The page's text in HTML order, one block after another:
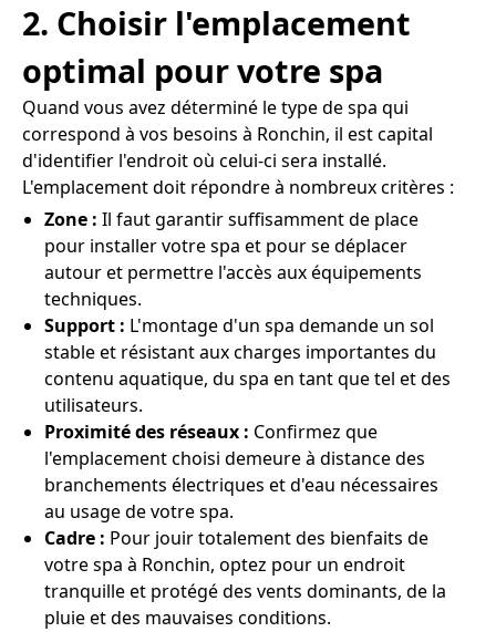
2. Choisir l'emplacement
optimal pour votre spa
Quand vous avez déterminé le type de spa qui
correspond à vos besoins à Ronchin, il est capital
d'identifier l'endroit où celui-ci sera installé.
L'emplacement doit répondre à nombreux critères :
Zone : Il faut garantir suffisamment de place
pour installer votre spa et pour se déplacer
autour et permettre l'accès aux équipements
techniques.
Support : L'montage d'un spa demande un sol
stable et résistant aux charges importantes du
contenu aquatique, du spa en tant que tel et des
utilisateurs.
Proximité des réseaux : Confirmez que
l'emplacement choisi demeure à distance des
branchements électriques et d'eau nécessaires
au usage de votre spa.
Cadre : Pour jouir totalement des bienfaits de
votre spa à Ronchin, optez pour un endroit
tranquille et protégé des vents dominants, de la
pluie et des mauvaises conditions.